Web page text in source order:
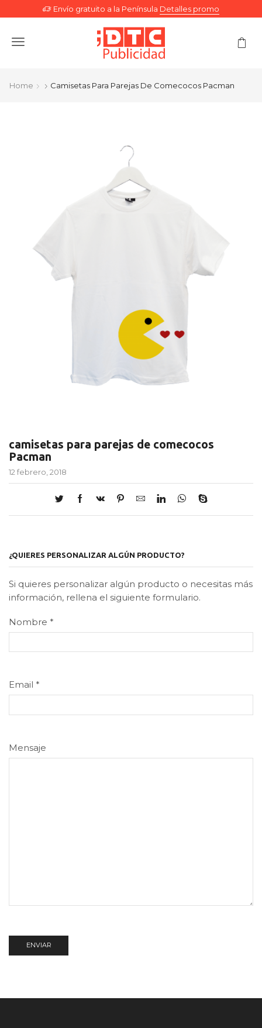
Envío gratuito a la Península Detalles promo
Menu
Home Camisetas Para Parejas De Comecocos Pacman
camisetas para parejas de comecocos
Pacman
12 febrero, 2018
¿QUIERES PERSONALIZAR ALGÚN PRODUCTO?
Si quieres personalizar algún producto o necesitas más
información, rellena el siguiente formulario.
Nombre *
Email *
Mensaje